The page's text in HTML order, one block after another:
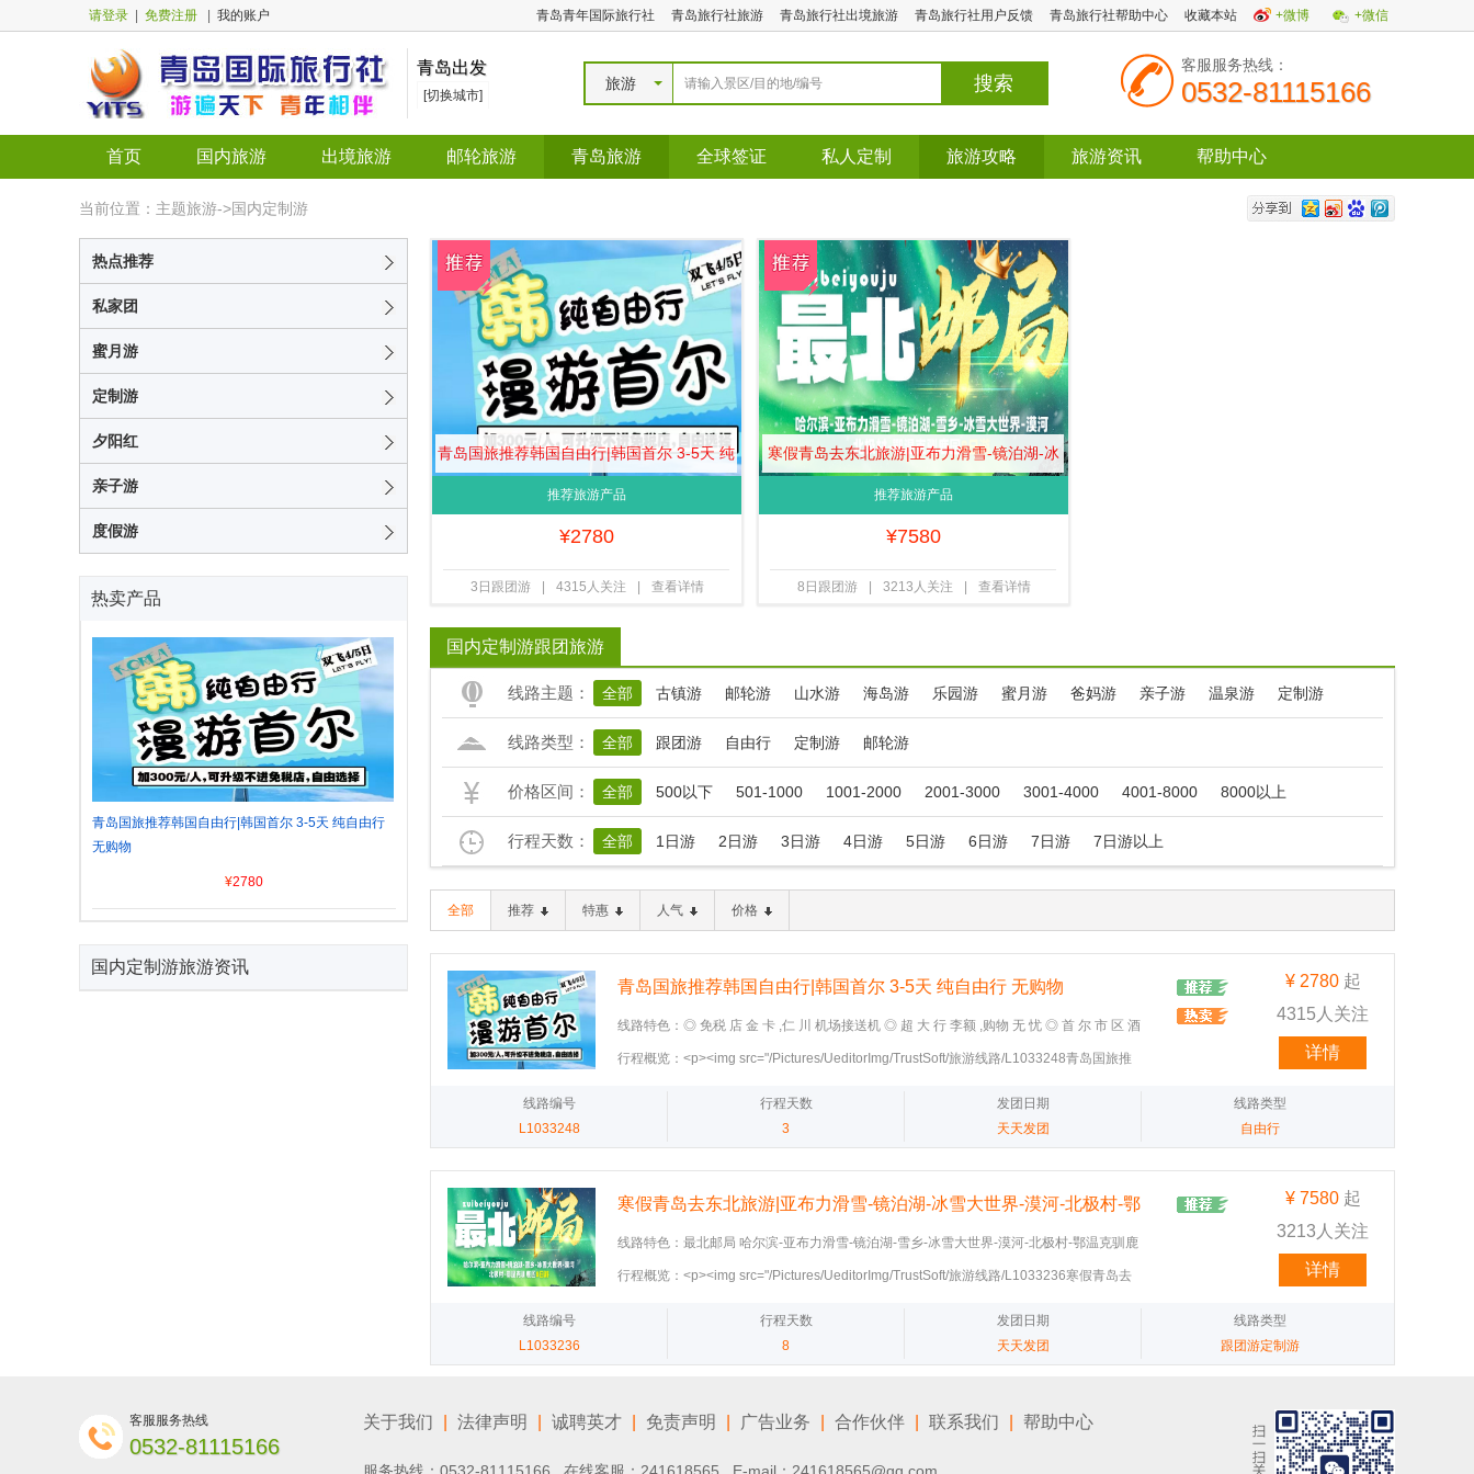
请登录 免费注册 我的账户 青岛青年国际旅行社 青岛旅行社旅游 青岛旅行社出境旅游 青岛旅行社用户反馈 青岛旅行社帮助中心 收藏本站 +微博 +微信
青岛出发
[切换城市]
旅游
客服服务热线：
0532-81115166
首页 国内旅游 出境旅游 邮轮旅游 青岛旅游 全球签证 私人定制 旅游攻略 旅游资讯 帮助中心
当前位置：主题旅游->国内定制游
热点推荐
私家团
蜜月游
定制游
夕阳红
亲子游
度假游
热卖产品
青岛国旅推荐韩国自由行|韩国首尔 3-5天 纯自由行
无购物
¥2780
国内定制游旅游资讯
青岛国旅推荐韩国自由行|韩国首尔 3-5天 纯
自由行 无购物
推荐旅游产品
¥2780
3日跟团游 4315人关注 查看详情
寒假青岛去东北旅游|亚布力滑雪-镜泊湖-冰
雪大世界-漠河-北极村-鄂温克驯鹿园8日
推荐旅游产品
¥7580
8日跟团游 3213人关注 查看详情
国内定制游跟团旅游
线路主题： 全部 古镇游 邮轮游 山水游 海岛游 乐园游 蜜月游 爸妈游 亲子游 温泉游 定制游
线路类型： 全部 跟团游 自由行 定制游 邮轮游
价格区间： 全部 500以下 501-1000 1001-2000 2001-3000 3001-4000 4001-8000 8000以上
行程天数： 全部 1日游 2日游 3日游 4日游 5日游 6日游 7日游 7日游以上
全部 推荐 特惠 人气 价格
青岛国旅推荐韩国自由行|韩国首尔 3-5天 纯自由行 无购物
线路特色：◎ 免税 店 金 卡 ,仁 川 机场接送机 ◎ 超 大 行 李额 ,购物 无 忧 ◎ 首 尔 市 区 酒
到韩国自由行|青岛国旅电话 青岛国旅电话：13210235978 张洁
行程概览：<p><img src="/Pictures/UeditorImg/TrustSoft/旅游线路/L1033248青岛国旅推
title="图片 1.jpg" /><img src="/Pictures/UeditorImg/TrustSoft/旅游线路/L1033248青岛国旅
推荐韩国自由行韩国首尔/2024-12-20/ed9e5db0-fa9e-45c2-bf04-6443658af11d.jpg"
title="图片 2.jpg" /><img src="/Pictures/UeditorImg/TrustSoft/旅游线路/L1033248青岛国旅
推荐韩国自由行韩国首尔/2024-12-20/2af82594-d77f-40e4-a61a-4e43df0980ba.jpg"
¥ 2780起
4315人关注
详情
线路编号
L1033248
行程天数
3
发团日期
天天发团
线路类型
自由行
寒假青岛去东北旅游|亚布力滑雪-镜泊湖-冰雪大世界-漠河-北极村-鄂
温克驯鹿园8日
线路特色：最北邮局 哈尔滨-亚布力滑雪-镜泊湖-雪乡-冰雪大世界-漠河-北极村-鄂温克驯鹿
语：雪乡的木屋 ，被雪蘑菇包裹，清晨的雾淞在灯笼村落中闪光，还有传来热乎乎温度的
假青岛到哈尔滨多少钱|寒假青岛到哈尔滨报名电话 青岛到哈尔滨旅游：18660281011 张
行程概览：<p><img src="/Pictures/UeditorImg/TrustSoft/旅游线路/L1033236寒假青岛去
title="图片 1.jpg" /><img src="/Pictures/UeditorImg/TrustSoft/旅游线路/L1033236寒假青岛
去东北旅游亚布力滑雪镜/2024-12-15/36d2934a-31b3-4799-a0e5-361f6aab38da.jpg"
title="图片 2.jpg" /><img src="/Pictures/UeditorImg/TrustSoft/旅游线路/L1033236寒假青岛
去东北旅游亚布力滑雪镜/2024-12-15/2f8851c9-3a28-4f8d-be26-c6aaa588bb34.jpg"
¥ 7580起
3213人关注
详情
线路编号
L1033236
行程天数
8
发团日期
天天发团
线路类型
跟团游定制游
客服服务热线
0532-81115166
关于我们 法律声明 诚聘英才 免责声明 广告业务 合作伙伴 联系我们 帮助中心